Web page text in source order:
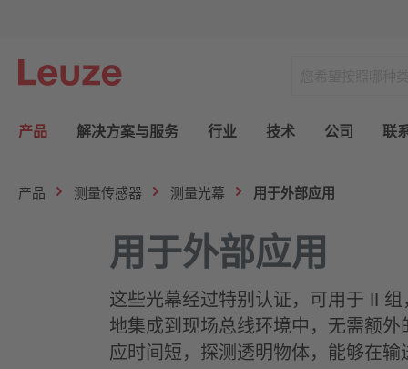
产品 解决方案与服务 行业 技术 公司 联
产品 测量传感器 测量光幕 用于外部应用
用于外部应用
这些光幕经过特别认证，可用于 II
地集成到现场总线环境中，无需额
应时间短，探测透明物体，能够在